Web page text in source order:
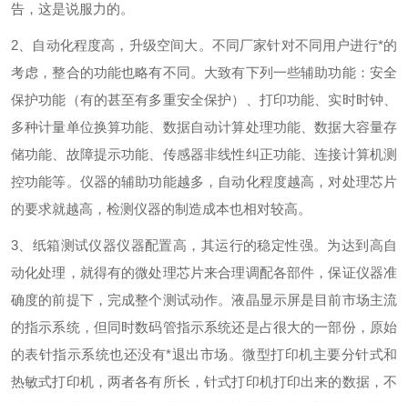
告，这是说服力的。
2 、自动化程度高，升级空间大。不同厂家针对不同用户进行*的
考虑，整合的功能也略有不同。大致有下列一些辅助功能：安全
保护功能（有的甚至有多重安全保护）、打印功能、实时时钟、
多种计量单位换算功能、数据自动计算处理功能、数据大容量存
储功能、故障提示功能、传感器非线性纠正功能、连接计算机测
控功能等。仪器的辅助功能越多，自动化程度越高，对处理芯片
的要求就越高，检测仪器的制造成本也相对较高。
3 、纸箱测试仪器仪器配置高，其运行的稳定性强。为达到高自
动化处理，就得有的微处理芯片来合理调配各部件，保证仪器准
确度的前提下，完成整个测试动作。液晶显示屏是目前市场主流
的指示系统，但同时数码管指示系统还是占很大的一部份，原始
的表针指示系统也还没有*退出市场。微型打印机主要分针式和
热敏式打印机，两者各有所长，针式打印机打印出来的数据，不